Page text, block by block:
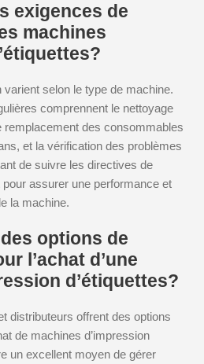
exigences de
machines
varient selon le type de machine.
comprennent le nettoyage
remplacement des consommables
et la vérification des problèmes
de suivre les directives de
assurer une performance et
la machine.
options de
l’achat d’une
d’étiquettes?
distributeurs offrent des options
de machines d’impression
un excellent moyen de gérer